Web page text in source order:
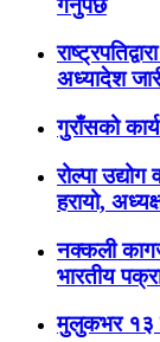
गर्नुपर्छ
अध्यादेश
गुराँसको
रोल्पा
हरायो,
नक्कली
भारतीय
मुलुकभर १३